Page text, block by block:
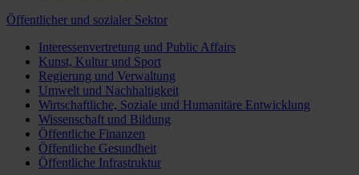
Öffentlicher und sozialer Sektor
Interessenvertretung und Public Affairs
Kunst, Kultur und Sport
Regierung und Verwaltung
Umwelt und Nachhaltigkeit
Wirtschaftliche, Soziale und Humanitäre Entwicklung
Wissenschaft und Bildung
Öffentliche Finanzen
Öffentliche Gesundheit
Öffentliche Infrastruktur